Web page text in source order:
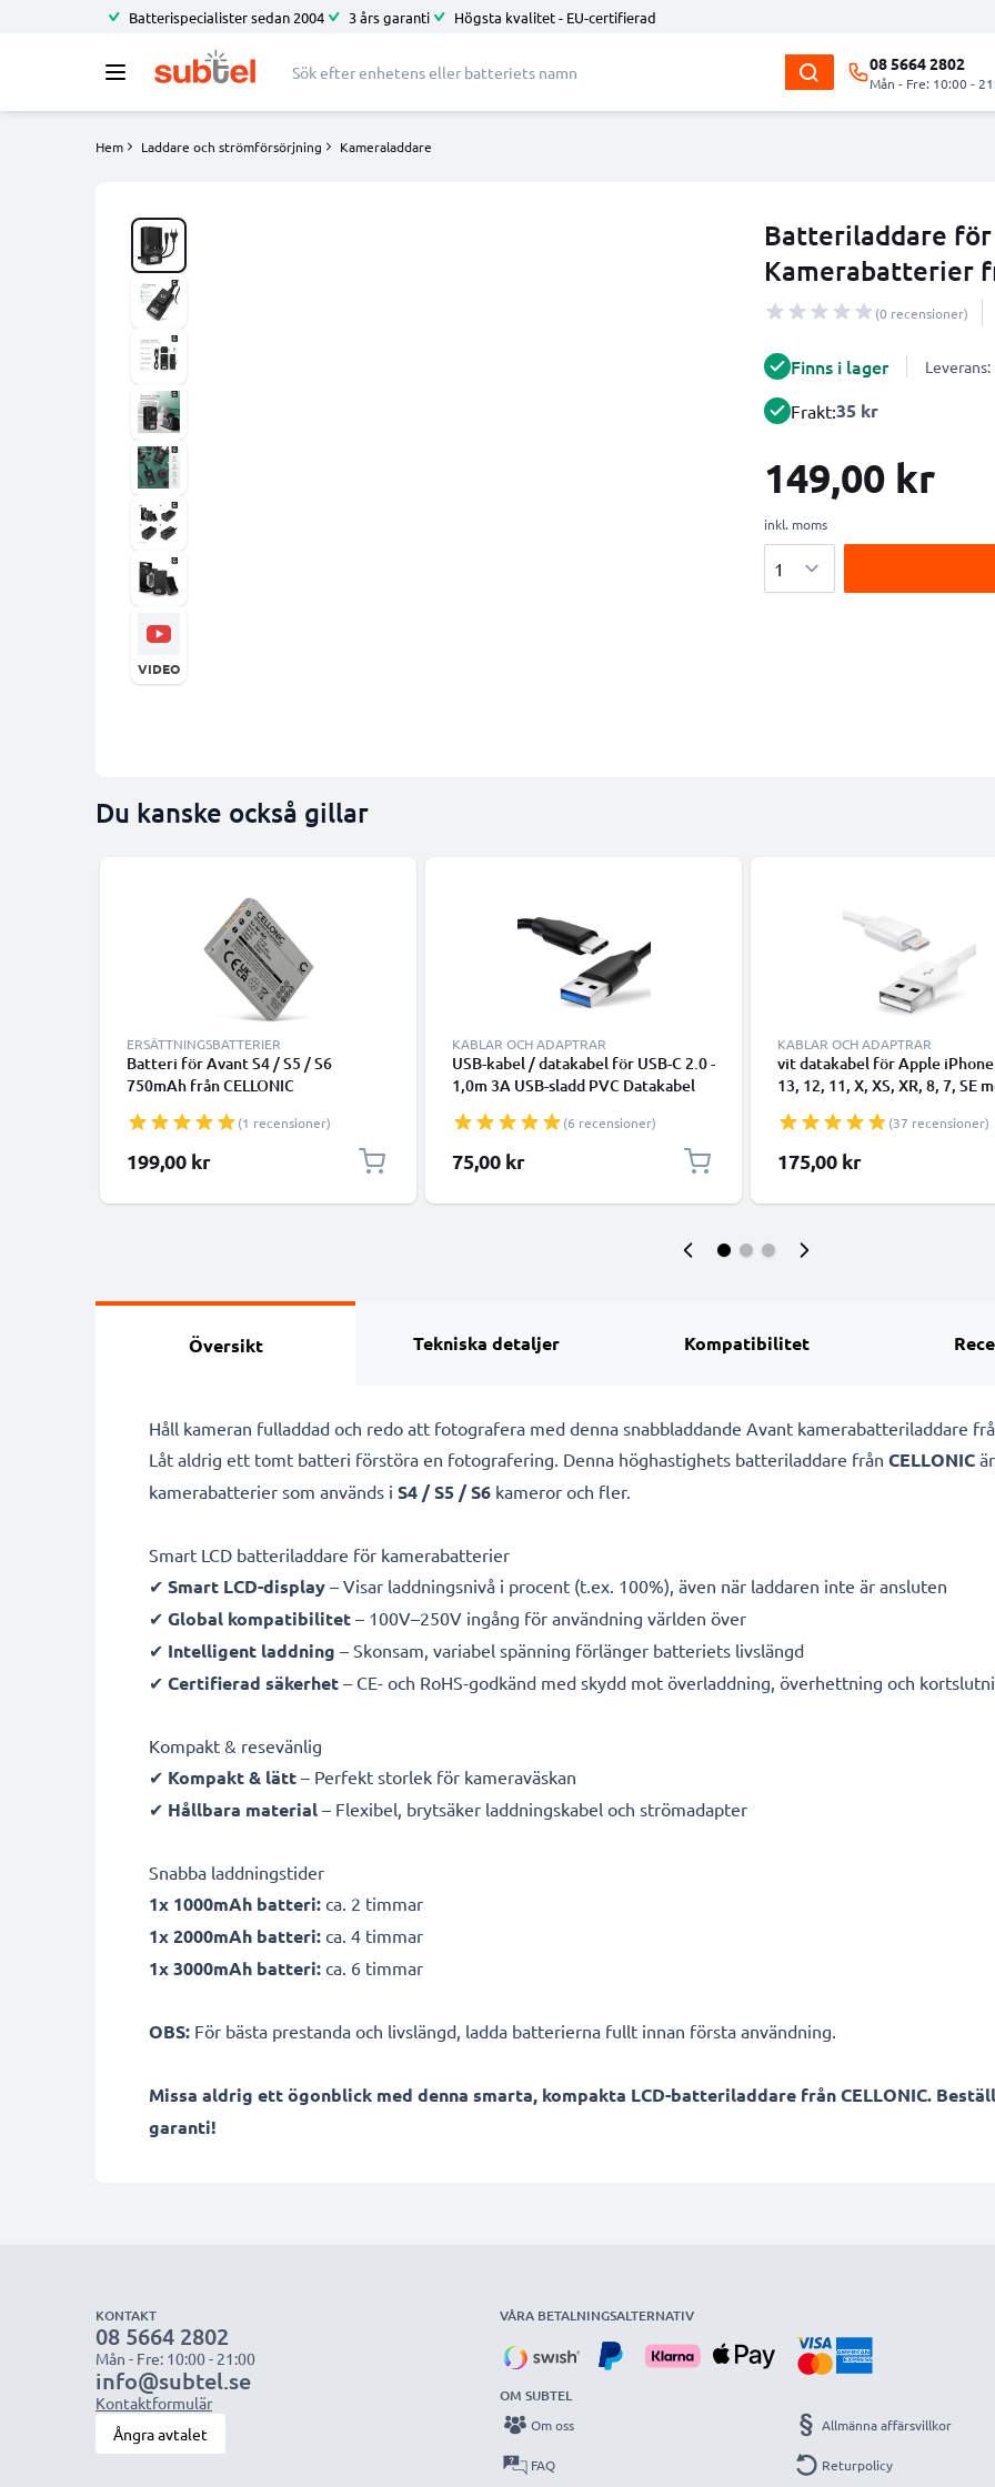
Batterispecialister sedan 2004 3 års garanti Högsta kvalitet - EU-certifierad
08 5664 2802
Mån - Fre: 10:00 -
Hem Laddare och strömförsörjning Kameraladdare
Batteriladdare för
Kamerabatterier
(0 recensioner)
VIDEO
Finns i lager
Frakt:35 kr
149,00 kr
inkl. moms
Du kanske också gillar
ERSÄTTNINGSBATTERIER
Batteri för Avant S4 / S5 / S6
750mAh från CELLONIC
(1 recensioner)
199,00 kr
KABLAR OCH ADAPTRAR
USB-kabel / datakabel för USB-C 2.0 -
1,0m 3A USB-sladd PVC Datakabel
(6 recensioner)
75,00 kr
KABLAR OCH ADAPTRAR
vit datakabel för Apple
13, 12, 11, X, XS, XR, 8, 7, SE
överföring - USB-sladd(37 recensioner)
175,00 kr
Översikt Tekniska detaljer Kompatibilitet
Håll kameran fulladdad och redo att fotografera med denna snabbladdande Avant kamerabatteriladdare
Låt aldrig ett tomt batteri förstöra en fotografering. Denna höghastighets batteriladdare från CELLONIC
kamerabatterier som används i S4 / S5 / S6 kameror och fler.
Smart LCD batteriladdare för kamerabatterier
✔ Smart LCD-display – Visar laddningsnivå i procent (t.ex. 100%), även när laddaren inte är ansluten
✔ Global kompatibilitet – 100V–250V ingång för användning världen över
✔ Intelligent laddning – Skonsam, variabel spänning förlänger batteriets livslängd
✔ Certifierad säkerhet – CE- och RoHS-godkänd med skydd mot överladdning, överhettning och
Kompakt & resevänlig
✔ Kompakt & lätt – Perfekt storlek för kameraväskan
✔ Hållbara material – Flexibel, brytsäker laddningskabel och strömadapter
Snabba laddningstider
1x 1000mAh batteri: ca. 2 timmar
1x 2000mAh batteri: ca. 4 timmar
1x 3000mAh batteri: ca. 6 timmar
OBS: För bästa prestanda och livslängd, ladda batterierna fullt innan första användning.
Missa aldrig ett ögonblick med denna smarta, kompakta LCD-batteriladdare från CELLONIC.
garanti!
KONTAKT
08 5664 2802
Mån - Fre: 10:00 - 21:00
info@subtel.se
Kontaktformulär
Ångra avtalet
VÅRA BETALNINGSALTERNATIV
OM SUBTEL
Om oss
FAQ
Allmänna affärsvillkor
Returpolicy